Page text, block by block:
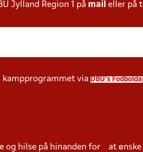
Jylland Region 1 på mail eller på
via DBU's
og hilse på hinanden for at